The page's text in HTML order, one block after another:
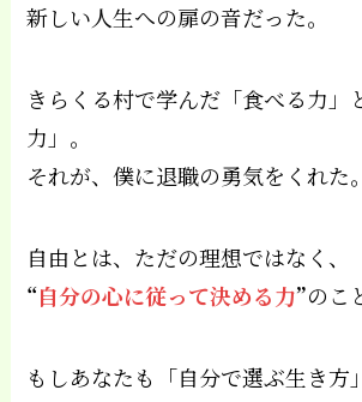
新しい人生への扉の音だった。
きらくる村で学んだ「食べる力」
力」。
それが、僕に退職の勇気をくれた。
自由とは、ただの理想ではなく、
“自分の心に従って決める力”のこ
もしあなたも「自分で選ぶ生き方